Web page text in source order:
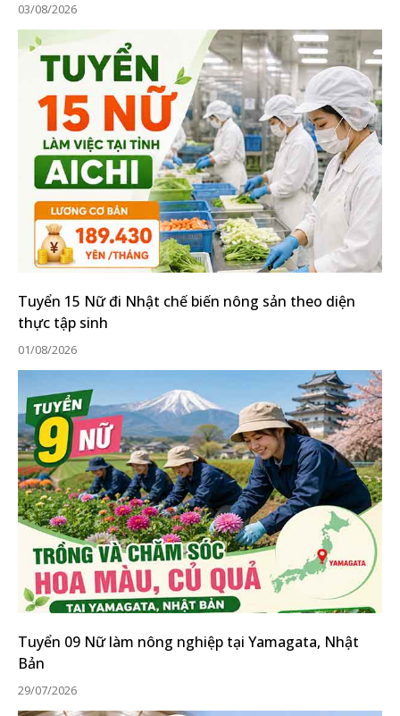
03/08/2026
Tuyển 15 Nữ đi Nhật chế biến nông sản theo diện
thực tập sinh
01/08/2026
Tuyển 09 Nữ làm nông nghiệp tại Yamagata, Nhật
Bản
29/07/2026